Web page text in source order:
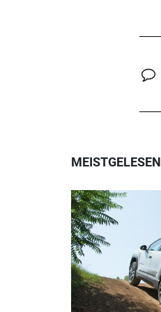
MEISTGELESEN